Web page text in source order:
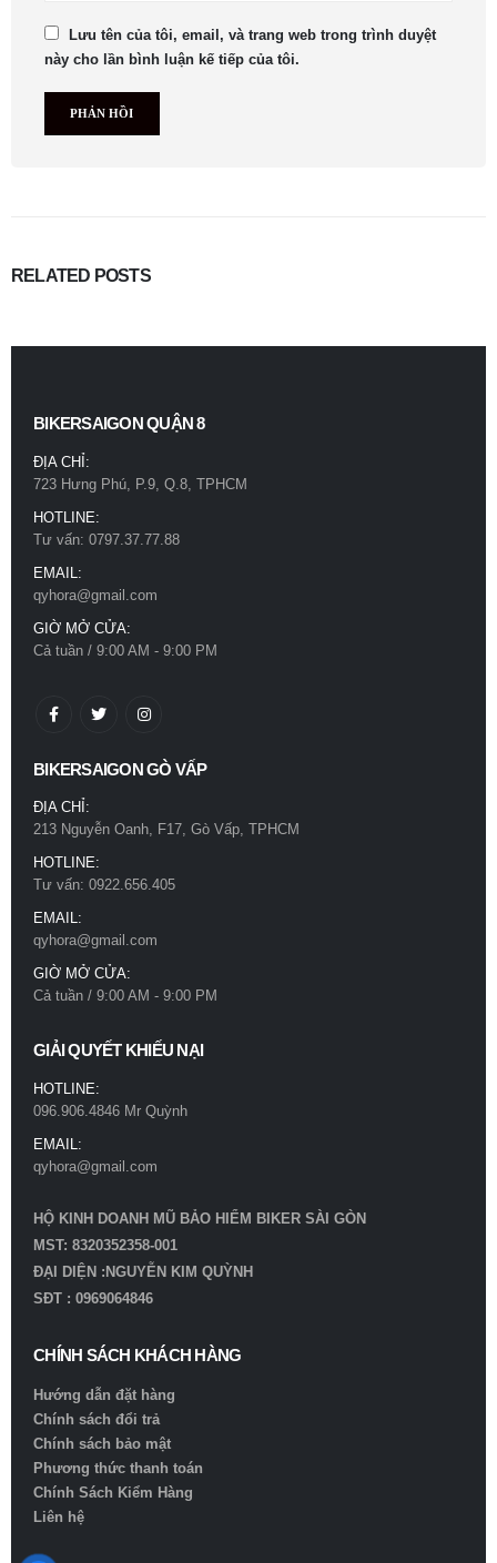
Lưu tên của tôi, email, và trang web trong trình duyệt
này cho lần bình luận kế tiếp của tôi.
RELATED POSTS
BIKERSAIGON QUẬN 8
ĐỊA CHỈ:
723 Hưng Phú, P.9, Q.8, TPHCM
HOTLINE:
Tư vấn: 0797.37.77.88
EMAIL:
qyhora@gmail.com
GIỜ MỞ CỬA:
Cả tuần / 9:00 AM - 9:00 PM
BIKERSAIGON GÒ VẤP
ĐỊA CHỈ:
213 Nguyễn Oanh, F17, Gò Vấp, TPHCM
HOTLINE:
Tư vấn: 0922.656.405
EMAIL:
qyhora@gmail.com
GIỜ MỞ CỬA:
Cả tuần / 9:00 AM - 9:00 PM
GIẢI QUYẾT KHIẾU NẠI
HOTLINE:
096.906.4846 Mr Quỳnh
EMAIL:
qyhora@gmail.com
HỘ KINH DOANH MŨ BẢO HIỂM BIKER SÀI GÒN
MST: 8320352358-001
ĐẠI DIỆN :NGUYỄN KIM QUỲNH
SĐT : 0969064846
CHÍNH SÁCH KHÁCH HÀNG
Hướng dẫn đặt hàng
Chính sách đổi trả
Chính sách bảo mật
Phương thức thanh toán
Chính Sách Kiểm Hàng
Liên hệ